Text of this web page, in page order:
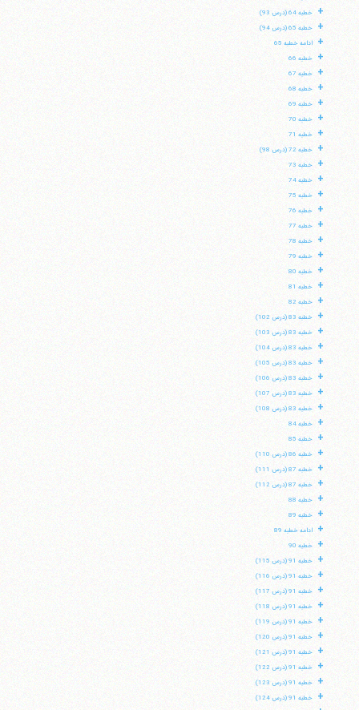
+ خطبه 64 (درس 93)
+ خطبه 65 (درس 94)
+ ادامه خطبه 65
+ خطبه 66
+ خطبه 67
+ خطبه 68
+ خطبه 69
+ خطبه 70
+ خطبه 71
+ خطبه 72 (درس 98)
+ خطبه 73
+ خطبه 74
+ خطبه 75
+ خطبه 76
+ خطبه 77
+ خطبه 78
+ خطبه 79
+ خطبه 80
+ خطبه 81
+ خطبه 82
+ خطبه 83 (درس 102)
+ خطبه 83 (درس 103)
+ خطبه 83 (درس 104)
+ خطبه 83 (درس 105)
+ خطبه 83 (درس 106)
+ خطبه 83 (درس 107)
+ خطبه 83 (درس 108)
+ خطبه 84
+ خطبه 85
+ خطبه 86 (درس 110)
+ خطبه 87 (درس 111)
+ خطبه 87 (درس 112)
+ خطبه 88
+ خطبه 89
+ ادامه خطبه 89
+ خطبه 90
+ خطبه 91 (درس 115)
+ خطبه 91 (درس 116)
+ خطبه 91 (درس 117)
+ خطبه 91 (درس 118)
+ خطبه 91 (درس 119)
+ خطبه 91 (درس 120)
+ خطبه 91 (درس 121)
+ خطبه 91 (درس 122)
+ خطبه 91 (درس 123)
+ خطبه 91 (درس 124)